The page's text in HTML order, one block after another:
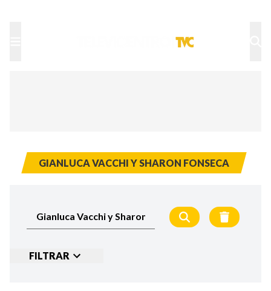
GIANLUCA VACCHI Y SHARON FONSECA
FILTRAR